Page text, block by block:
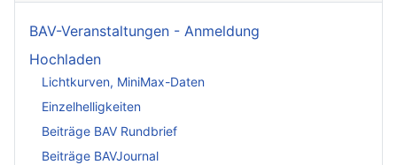
BAV-Veranstaltungen - Anmeldung
Hochladen
Lichtkurven, MiniMax-Daten
Einzelhelligkeiten
Beiträge BAV Rundbrief
Beiträge BAVJournal